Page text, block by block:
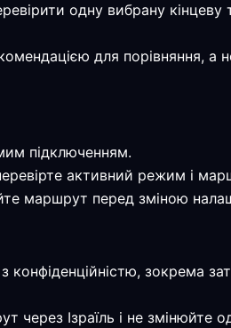
одну вибрану кінцеву
для порівняння, а
підключенням.
активний режим і
маршрут перед зміною
конфіденційністю, зокрема
через Ізраїль і не змінюйте